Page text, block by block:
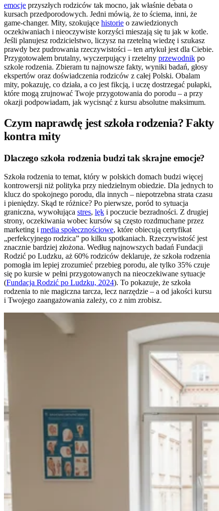
emocje przyszłych rodziców tak mocno, jak właśnie debata o
kursach przedporodowych. Jedni mówią, że to ściema, inni, że
game-changer. Mity, szokujące historie o zawiedzionych
oczekiwaniach i nieoczywiste korzyści mieszają się tu jak w kotle.
Jeśli planujesz rodzicielstwo, liczysz na rzetelną wiedzę i szukasz
prawdy bez pudrowania rzeczywistości – ten artykuł jest dla Ciebie.
Przygotowałem brutalny, wyczerpujący i rzetelny przewodnik po
szkole rodzenia. Zbieram tu najnowsze fakty, wyniki badań, głosy
ekspertów oraz doświadczenia rodziców z całej Polski. Obalam
mity, pokazuję, co działa, a co jest fikcją, i uczę dostrzegać pułapki,
które mogą zrujnować Twoje przygotowania do porodu – a przy
okazji podpowiadam, jak wycisnąć z kursu absolutne maksimum.
Czym naprawdę jest szkoła rodzenia? Fakty
kontra mity
Dlaczego szkoła rodzenia budzi tak skrajne emocje?
Szkoła rodzenia to temat, który w polskich domach budzi więcej
kontrowersji niż polityka przy niedzielnym obiedzie. Dla jednych to
klucz do spokojnego porodu, dla innych – niepotrzebna strata czasu
i pieniędzy. Skąd te różnice? Po pierwsze, poród to sytuacja
graniczna, wywołująca stres, lęk i poczucie bezradności. Z drugiej
strony, oczekiwania wobec kursów są często rozdmuchane przez
marketing i media społecznościowe, które obiecują certyfikat
„perfekcyjnego rodzica” po kilku spotkaniach. Rzeczywistość jest
znacznie bardziej złożona. Według najnowszych badań Fundacji
Rodzić po Ludzku, aż 60% rodziców deklaruje, że szkoła rodzenia
pomogła im lepiej zrozumieć przebieg porodu, ale tylko 35% czuje
się po kursie w pełni przygotowanych na nieoczekiwane sytuacje
(Fundacja Rodzić po Ludzku, 2024). To pokazuje, że szkoła
rodzenia to nie magiczna tarcza, lecz narzędzie – a od jakości kursu
i Twojego zaangażowania zależy, co z nim zrobisz.